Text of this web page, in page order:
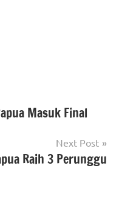
Masuk Final
Next Post
Raih 3 Perunggu